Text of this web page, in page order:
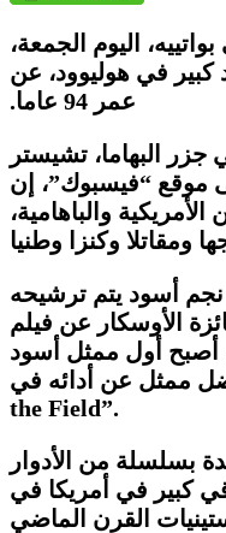
اليوم الجمعة،
في هوليوود، عن
عمر 94 عاما.‏
البهاما، تشيستر
موقع “فيسبوك”، إن
والباهامية،
ومقاتلا وكنزا وطنيا
نجم أسود يتم ترشيحه
الأوسكار عن فيلم
6 سنوات، أصبح أول ممثل أسود
ممثل عن أدائه في
the Field”.
بسلسلة من الأدوار
كبير في أمريكا في
القرن الماضي